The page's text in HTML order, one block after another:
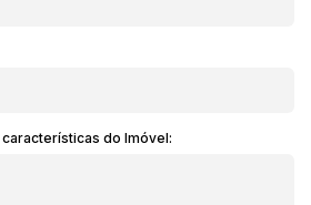
do Imóvel: